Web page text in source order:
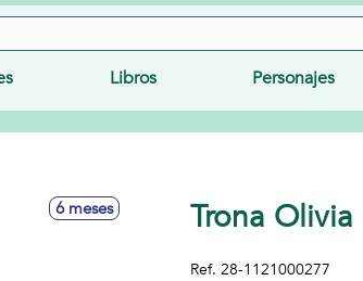
Libros Personajes
6 meses Trona Olivia
Ref. 28-1121000277